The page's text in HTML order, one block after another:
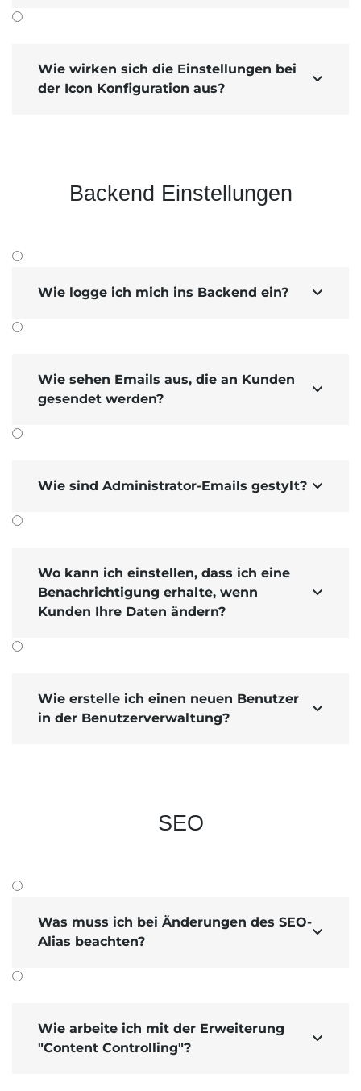
Wie wirken sich die Einstellungen bei
der Icon Konfiguration aus?

Backend Einstellungen
Wie logge ich mich ins Backend ein? 
Wie sehen Emails aus, die an Kunden
gesendet werden?

Wie sind Administrator-Emails gestylt? 
Wo kann ich einstellen, dass ich eine
Benachrichtigung erhalte, wenn
Kunden Ihre Daten ändern?

Wie erstelle ich einen neuen Benutzer
in der Benutzerverwaltung?

SEO
Was muss ich bei Änderungen des SEO-
Alias beachten?

Wie arbeite ich mit der Erweiterung
"Content Controlling"?
